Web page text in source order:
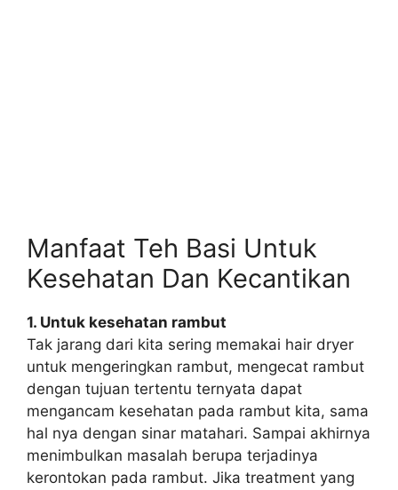
Manfaat Teh Basi Untuk
Kesehatan Dan Kecantikan
1. Untuk kesehatan rambut
Tak jarang dari kita sering memakai hair dryer
untuk mengeringkan rambut, mengecat rambut
dengan tujuan tertentu ternyata dapat
mengancam kesehatan pada rambut kita, sama
hal nya dengan sinar matahari. Sampai akhirnya
menimbulkan masalah berupa terjadinya
kerontokan pada rambut. Jika treatment yang